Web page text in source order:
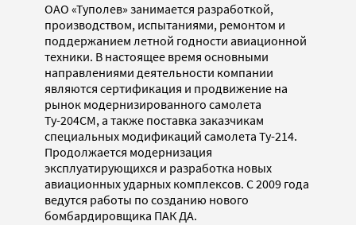
ОАО «Туполев» занимается разработкой,
производством, испытаниями, ремонтом и
поддержанием летной годности авиационной
техники. В настоящее время основными
направлениями деятельности компании
являются сертификация и продвижение на
рынок модернизированного самолета
Ту-204СМ, а также поставка заказчикам
специальных модификаций самолета Ту-214.
Продолжается модернизация
эксплуатирующихся и разработка новых
авиационных ударных комплексов. С 2009 года
ведутся работы по созданию нового
бомбардировщика ПАК ДА.